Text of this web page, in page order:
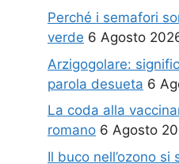
Perché i semafori
verde 6 Agosto
Arzigogolare:
parola desueta 6
La coda alla
romano 6 Agosto
Il buco nell’ozono